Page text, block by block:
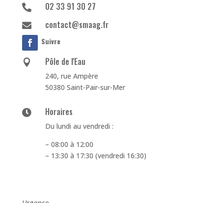
 02 33 91 30 27
 contact@smaag.fr
Suivre
 Pôle de l'Eau
240, rue Ampère
50380 Saint-Pair-sur-Mer
 Horaires
Du lundi au vendredi :
– 08:00 à 12:00
– 13:30 à 17:30 (vendredi 16:30)